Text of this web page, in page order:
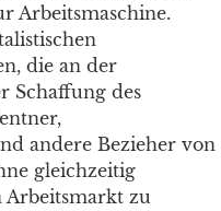
Arbeitsmaschine.
die an der
Schaffung des
andere Bezieher von
gleichzeitig
zu